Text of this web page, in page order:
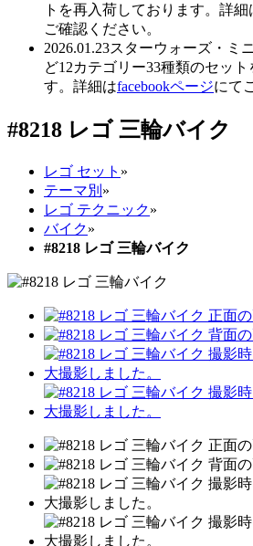
トを再入荷しております。詳細
ご確認ください。
2026.01.23スターウォーズ・ミ
ど12カテゴリー33種類のセッ
す。詳細はfacebookページにて
#8218 レゴ 三輪バイク
レゴ セット »
テーマ別 »
レゴ テクニック»
バイク»
#8218 レゴ 三輪バイク